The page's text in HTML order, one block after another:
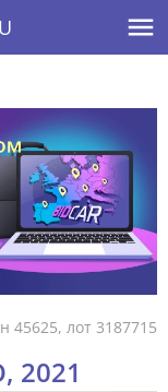
45625, лот 3187715
2021